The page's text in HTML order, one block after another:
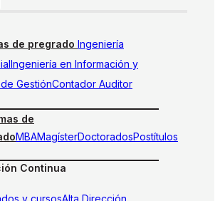
de pregrado Ingeniería
Ingeniería en Información y
GestiónContador Auditor
de
MBAMagísterDoctoradosPostítulos
Continua
y cursosAlta Dirección